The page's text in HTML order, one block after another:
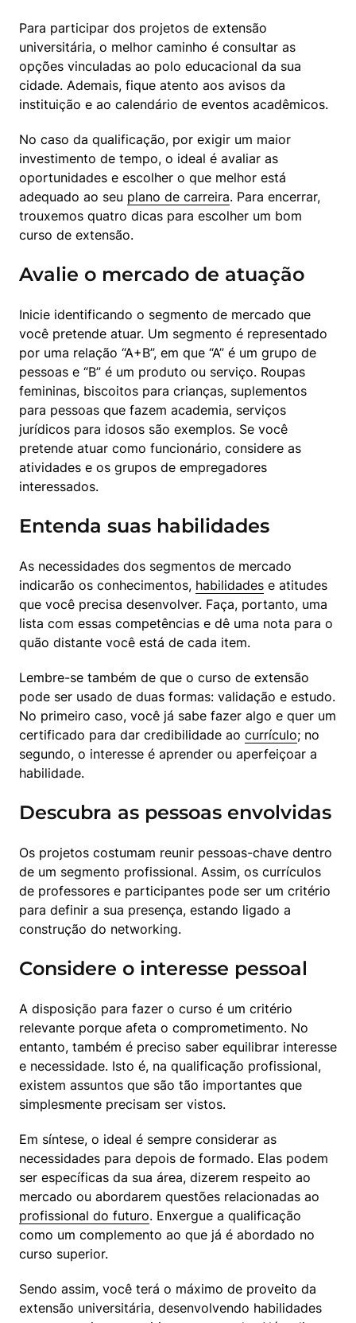
Para participar dos projetos de extensão
universitária, o melhor caminho é consultar as
opções vinculadas ao polo educacional da sua
cidade. Ademais, fique atento aos avisos da
instituição e ao calendário de eventos acadêmicos.
No caso da qualificação, por exigir um maior
investimento de tempo, o ideal é avaliar as
oportunidades e escolher o que melhor está
adequado ao seu plano de carreira. Para encerrar,
trouxemos quatro dicas para escolher um bom
curso de extensão.
Avalie o mercado de atuação
Inicie identificando o segmento de mercado que
você pretende atuar. Um segmento é representado
por uma relação “A+B”, em que “A” é um grupo de
pessoas e “B” é um produto ou serviço. Roupas
femininas, biscoitos para crianças, suplementos
para pessoas que fazem academia, serviços
jurídicos para idosos são exemplos. Se você
pretende atuar como funcionário, considere as
atividades e os grupos de empregadores
interessados.
Entenda suas habilidades
As necessidades dos segmentos de mercado
indicarão os conhecimentos, habilidades e atitudes
que você precisa desenvolver. Faça, portanto, uma
lista com essas competências e dê uma nota para o
quão distante você está de cada item.
Lembre-se também de que o curso de extensão
pode ser usado de duas formas: validação e estudo.
No primeiro caso, você já sabe fazer algo e quer um
certificado para dar credibilidade ao currículo; no
segundo, o interesse é aprender ou aperfeiçoar a
habilidade.
Descubra as pessoas envolvidas
Os projetos costumam reunir pessoas-chave dentro
de um segmento profissional. Assim, os currículos
de professores e participantes pode ser um critério
para definir a sua presença, estando ligado a
construção do networking.
Considere o interesse pessoal
A disposição para fazer o curso é um critério
relevante porque afeta o comprometimento. No
entanto, também é preciso saber equilibrar interesse
e necessidade. Isto é, na qualificação profissional,
existem assuntos que são tão importantes que
simplesmente precisam ser vistos.
Em síntese, o ideal é sempre considerar as
necessidades para depois de formado. Elas podem
ser específicas da sua área, dizerem respeito ao
profissional do futuro. Enxergue a qualificação
como um complemento ao que já é abordado no
curso superior.
Sendo assim, você terá o máximo de proveito da
extensão universitária, desenvolvendo habilidades